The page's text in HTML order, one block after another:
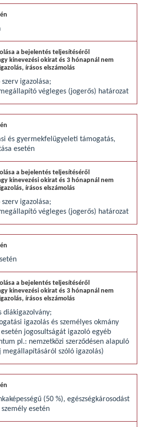
igazolása;
végleges (jogerős) határozat
és gyermekfelügyeleti támogatás,
esetén
igazolása;
végleges (jogerős) határozat
diákigazolvány;
igazolás és személyes okmány
jogosultságát igazoló egyéb
pl.: nemzetközi szerződésen alapuló
megállapításáról szóló igazolás)
(50 %), egészségkárosodást
esetén